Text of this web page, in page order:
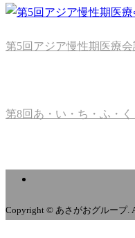
第5回アジア慢性期医療会
第8回あ・い・ち・ふ・
Copyright © あさがおグループ.